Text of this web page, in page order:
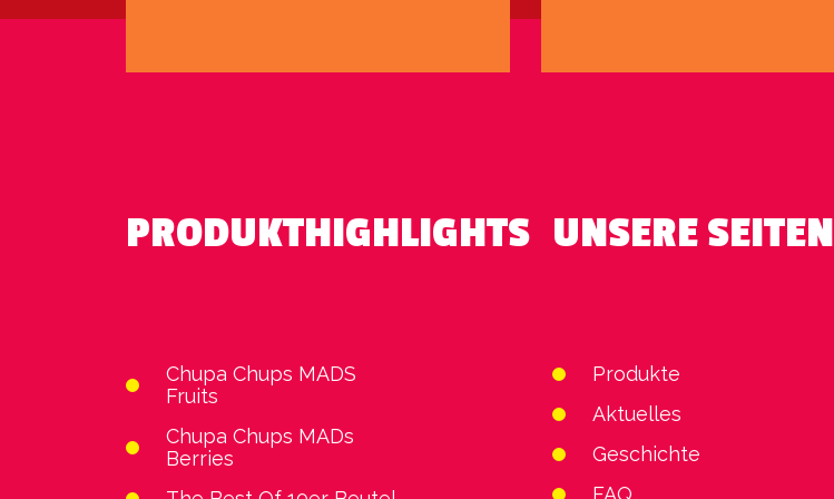
PRODUKTHIGHLIGHTS
Chupa Chups MADS
Fruits
Chupa Chups MADs
Berries
UNSERE SEITEN
Produkte
Aktuelles
Geschichte
FAQ